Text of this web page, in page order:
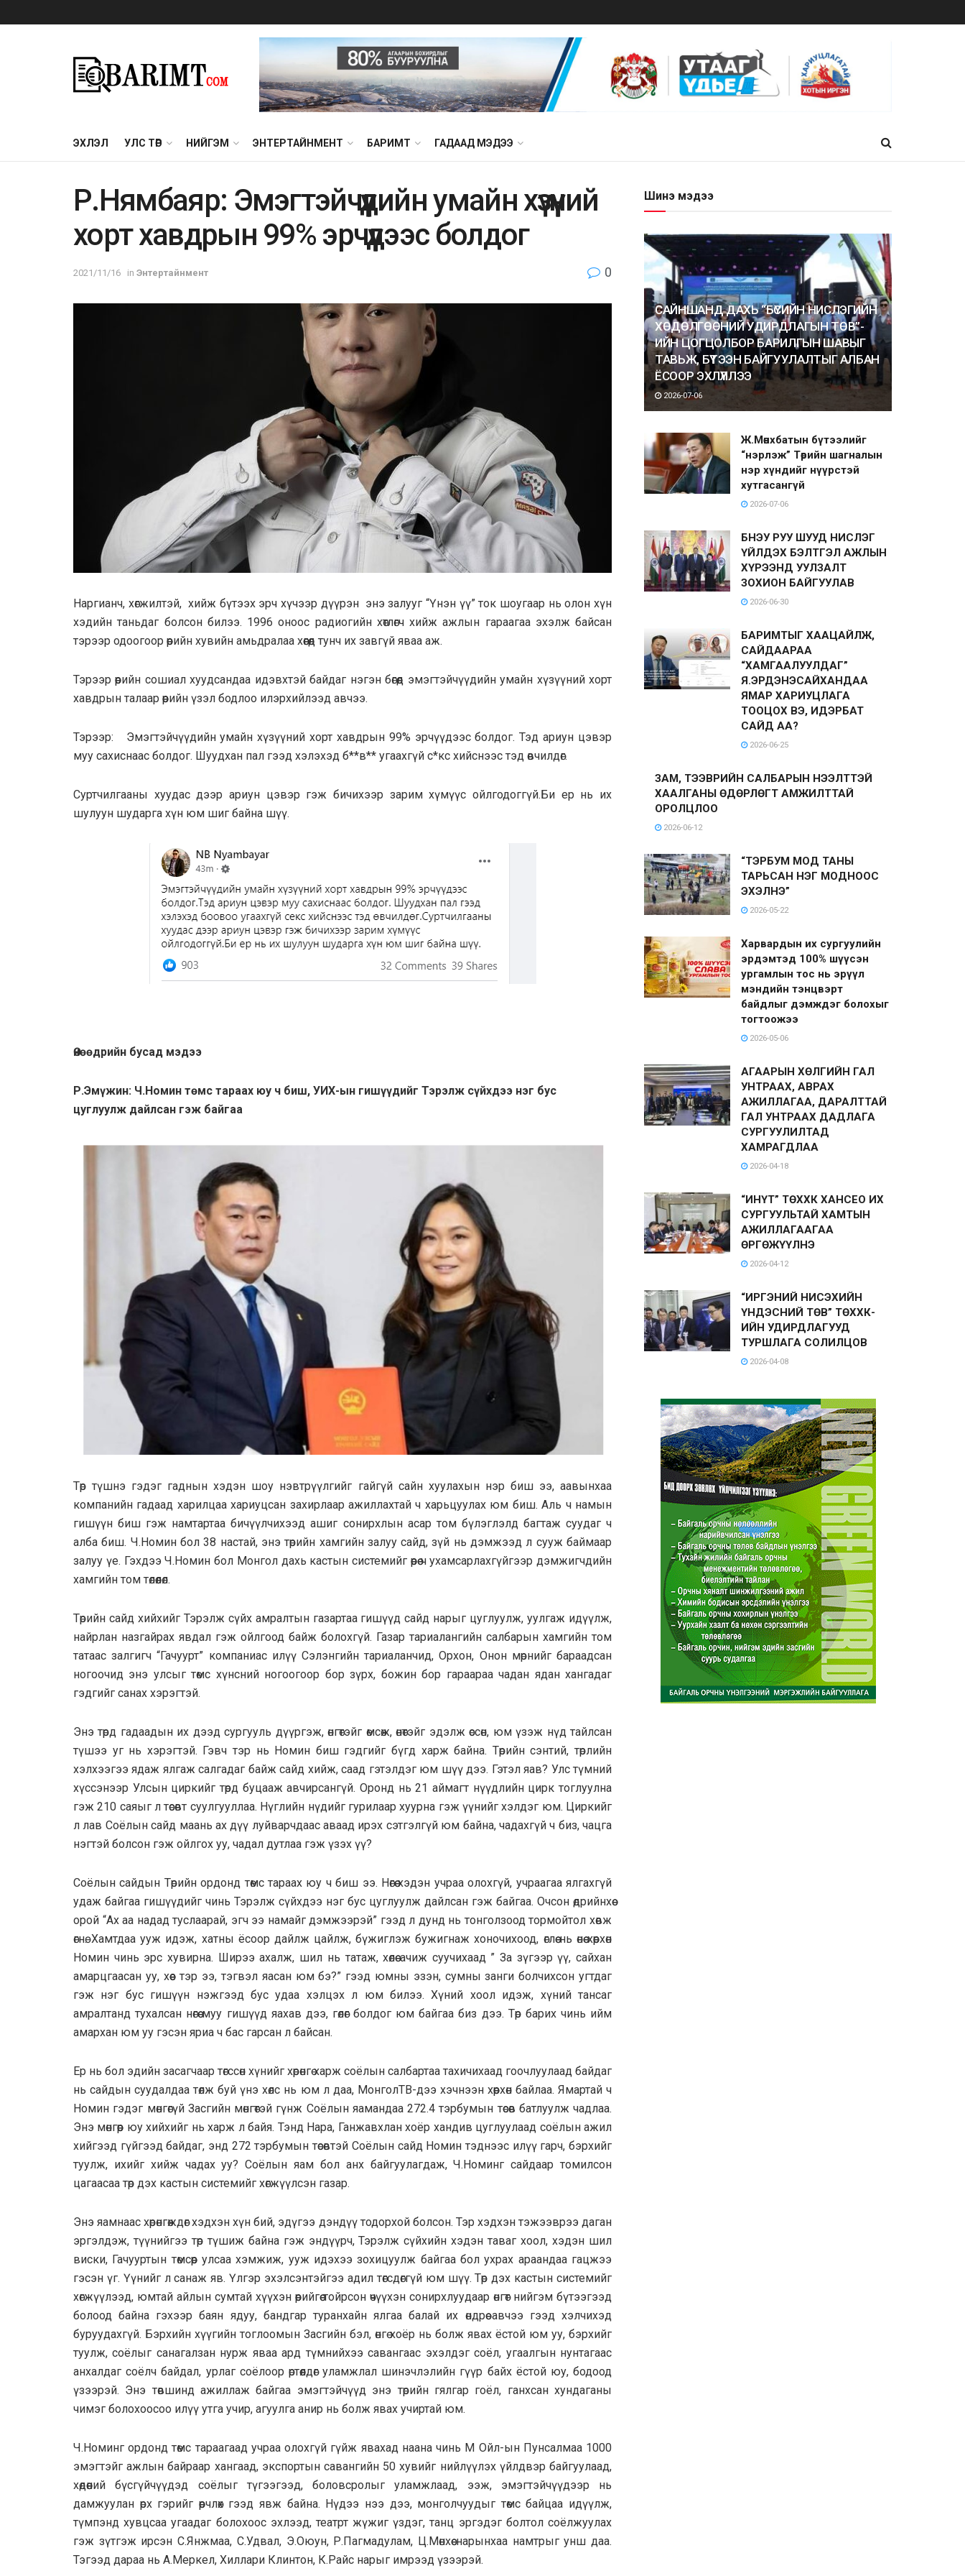
ЭХЛЭЛ УЛС ТӨР НИЙГЭМ ЭНТЕРТАЙНМЕНТ БАРИМТ ГАДААД МЭДЭЭ
Р.Нямбаяр: Эмэгтэйчүүдийн умайн хүзүүний
хорт хавдрын 99% эрчүүдээс болдог
2021/11/16 in Энтертайнмент 0
Наргианч, хөгжилтэй, хийж бүтээх эрч хүчээр дүүрэн энэ залууг “Үнэн үү” ток шоугаар нь олон хүн
хэдийн таньдаг болсон билээ. 1996 оноос радиогийн хөтлөгч хийж ажлын гараагаа эхэлж байсан
тэрээр одоогоор өөрийн хувийн амьдралаа хөөгөөд тунч их завгүй яваа аж.
Тэрээр өөрийн сошиал хуудсандаа идэвхтэй байдаг нэгэн бөгөөд эмэгтэйчүүдийн умайн хүзүүний хорт
хавдрын талаар өөрийн үзэл бодлоо илэрхийлээд авчээ.
Тэрээр: Эмэгтэйчүүдийн умайн хүзүүний хорт хавдрын 99% эрчүүдээс болдог. Тэд ариун цэвэр
муу сахиснаас болдог. Шуудхан пал гээд хэлэхэд б**в** угаахгүй с*кс хийснээс тэд өвчилдөг.
Суртчилгааны хуудас дээр ариун цэвэр гэж бичихээр зарим хүмүүс ойлгодоггүй.Би ер нь их
шулуун шударга хүн юм шиг байна шүү.
Өнөөдрийн бусад мэдээ
Р.Эмүжин: Ч.Номин төмс тараах юу ч биш, УИХ-ын гишүүдийг Тэрэлж сүйхдээ нэг бус
цуглуулж дайлсан гэж байгаа
Төр түшнэ гэдэг гаднын хэдэн шоу нэвтрүүлгийг гайгүй сайн хуулахын нэр биш ээ, аавынхаа
компанийн гадаад харилцаа хариуцсан захирлаар ажиллахтай ч харьцуулах юм биш. Аль ч намын
гишүүн биш гэж намтартаа бичүүлчихээд ашиг сонирхлын асар том бүлэглэлд багтаж суудаг ч
алба биш. Ч.Номин бол 38 настай, энэ төрийн хамгийн залуу сайд, зүй нь дэмжээд л сууж баймаар
залуу үе. Гэхдээ Ч.Номин бол Монгол дахь кастын системийг өөрөө ч ухамсарлахгүйгээр дэмжигчдийн
хамгийн том төлөөлөл.
Төрийн сайд хийхийг Тэрэлж сүйх амралтын газартаа гишүүд сайд нарыг цуглуулж, уулгаж идүүлж,
найрлан назгайрах явдал гэж ойлгоод байж болохгүй. Газар тариалангийн салбарын хамгийн том
татаас залгигч “Гачуурт” компаниас илүү Сэлэнгийн тариаланчид, Орхон, Онон мөрнийг бараадсан
ногоочид энэ улсыг төмс хүнсний ногоогоор бор зүрх, божин бор гараараа чадан ядан хангадаг
гэдгийг санах хэрэгтэй.
Энэ төрд гадаадын их дээд сургууль дүүргэж, өнгөтэйг өмсөж, өнөтэйг эдэлж өссөн, юм үзэж нүд тайлсан
түшээ уг нь хэрэгтэй. Гэвч тэр нь Номин биш гэдгийг бүгд харж байна. Төрийн сэнтий, төрлийн
хэлхээгээ ядаж ялгаж салгадаг байж сайд хийж, саад гэтэлдэг юм шүү дээ. Гэтэл яав? Улс түмний
хүссэнээр Улсын циркийг төрд буцааж авчирсангүй. Оронд нь 21 аймагт нүүдлийн цирк тоглуулна
гэж 210 саяыг л төсөвт суулгууллаа. Нүглийн нүдийг гурилаар хуурна гэж үүнийг хэлдэг юм. Циркийг
л лав Соёлын сайд маань ах дүү луйварчдаас аваад ирэх сэтгэлгүй юм байна, чадахгүй ч биз, чацга
нэгтэй болсон гэж ойлгох уу, чадал дутлаа гэж үзэх үү?
Соёлын сайдын Төрийн ордонд төмс тараах юу ч биш ээ. Нөгөө хэдэн учраа олохгүй, учраагаа ялгахгүй
удаж байгаа гишүүдийг чинь Тэрэлж сүйхдээ нэг бус цуглуулж дайлсан гэж байгаа. Очсон өдрийнхөө
орой “Ах аа надад туслаарай, эгч ээ намайг дэмжээрэй” гээд л дунд нь тонголзоод тормойтол хөвж
өгнө. Хамтдаа ууж идэж, хатны ёсоор дайлж цайлж, бүжиглэж бужигнаж хоночихоод, өглөө нь өнөө хөөрхөн
Номин чинь эрс хувирна. Ширээ ахалж, шил нь татаж, хөлөө ачиж суучихаад ” За зүгээр үү, сайхан
амарцгаасан уу, хөөе тэр ээ, тэгвэл яасан юм бэ?” гээд юмны эзэн, сумны занги болчихсон угтдаг
гэж нэг бус гишүүн нэжгээд бус удаа хэлцэх л юм билээ. Хүний хоол идэж, хүний тансаг
амралтанд тухалсан нөгөө муу гишүүд яахав дээ, гөлөг болдог юм байгаа биз дээ. Төр барих чинь ийм
амархан юм уу гэсэн яриа ч бас гарсан л байсан.
Ер нь бол эдийн засагчаар төгссөн хүнийг хөрөнгө харж соёлын салбартаа тахичихаад гоочлуулаад байдаг
нь сайдын суудалдаа төлж буй үнэ хөлс нь юм л даа, МонголТВ-дээ хэчнээн хөөрхөн байлаа. Ямартай ч
Номин гэдэг мөнгөгүй Засгийн мөнгөтэй гүнж Соёлын яамандаа 272.4 тэрбумын төсөв батлуулж чадлаа.
Энэ мөнгөөр юу хийхийг нь харж л байя. Тэнд Нара, Ганжавхлан хоёр хандив цуглуулаад соёлын ажил
хийгээд гүйгээд байдаг, энд 272 тэрбумын төсөвтэй Соёлын сайд Номин тэднээс илүү гарч, бэрхийг
туулж, ихийг хийж чадах уу? Соёлын яам бол анх байгуулагдаж, Ч.Номинг сайдаар томилсон
цагаасаа төр дэх кастын системийг хөгжүүлсэн газар.
Энэ яамнаас хөрөнгөждөг хэдхэн хүн бий, эдүгээ дэндүү тодорхой болсон. Тэр хэдхэн тэжээврээ даган
эргэлдэж, түүнийгээ төр түшиж байна гэж эндүүрч, Тэрэлж сүйхийн хэдэн таваг хоол, хэдэн шил
виски, Гачууртын төмсөөр улсаа хэмжиж, ууж идэхээ зохицуулж байгаа бол ухрах араандаа гацжээ
гэсэн үг. Үүнийг л санаж яв. Үлгэр эхэлсэнтэйгээ адил төгсдөггүй юм шүү. Төр дэх кастын системийг
хөгжүүлээд, юмтай айлын сумтай хүүхэн өөрийгөө тойрсон өчүүхэн сонирхлуудаар өнгөт нийгэм бүтээгээд
болоод байна гэхээр баян ядуу, бандгар туранхайн ялгаа балай их өндрөө авчээ гээд хэлчихэд
буруудахгүй. Бэрхийн хүүгийн тоглоомын Засгийн бэл, өнгө хоёр нь болж явах ёстой юм уу, бэрхийг
туулж, соёлыг санагалзан нурж яваа ард түмнийхээ савангаас эхэлдэг соёл, угаалгын нунтагаас
анхалдаг соёлч байдал, урлаг соёлоор өртөөлдөг уламжлал шинэчлэлийн гүүр байх ёстой юу, бодоод
үзээрэй. Энэ төвшинд ажиллаж байгаа эмэгтэйчүүд энэ төрийн гялгар гоёл, ганхсан хундаганы
чимэг болохоосоо илүү утга учир, агуулга анир нь болж явах учиртай юм.
Ч.Номинг ордонд төмс тараагаад учраа олохгүй гүйж явахад наана чинь М Ойл-ын Пунсалмаа 1000
эмэгтэйг ажлын байраар хангаад, экспортын савангийн 50 хувийг нийлүүлэх үйлдвэр байгуулаад,
хөдөөний бүсгүйчүүдэд соёлыг түгээгээд, боловсролыг уламжлаад, ээж, эмэгтэйчүүдээр нь
дамжуулан өрх гэрийг өөрчлөх гээд явж байна. Нүдээ нээ дээ, монголчуудыг төмс байцаа идүүлж,
түмпэнд хувцсаа угаадаг болохоос эхлээд, театрт жүжиг үздэг, танц эргэдэг болтол соёлжуулах
гэж зүтгэж ирсэн С.Янжмаа, С.Удвал, Э.Оюун, Р.Пагмадулам, Ц.Мөнхөө нарынхаа намтрыг унш даа.
Тэгээд дараа нь А.Меркел, Хиллари Клинтон, К.Райс нарыг имрээд үзээрэй.
Шинэ мэдээ
САЙНШАНД ДАХЬ “БҮСИЙН НИСЛЭГИЙН
ХӨДӨЛГӨӨНИЙ УДИРДЛАГЫН ТӨВ”-
ИЙН ЦОГЦОЛБОР БАРИЛГЫН ШАВЫГ
ТАВЬЖ, БҮТЭЭН БАЙГУУЛАЛТЫГ АЛБАН
ЁСООР ЭХЛҮҮЛЛЭЭ
2026-07-06
Ж.Мөнхбатын бүтээлийг
“нэрлэж” Төрийн шагналын
нэр хүндийг нүүрстэй
хутгасангүй
2026-07-06
БНЭУ РУУ ШУУД НИСЛЭГ
ҮЙЛДЭХ БЭЛТГЭЛ АЖЛЫН
ХҮРЭЭНД УУЛЗАЛТ
ЗОХИОН БАЙГУУЛАВ
2026-06-30
БАРИМТЫГ ХААЦАЙЛЖ,
САЙДААРАА
“ХАМГААЛУУЛДАГ”
Я.ЭРДЭНЭСАЙХАНДАА
ЯМАР ХАРИУЦЛАГА
ТООЦОХ ВЭ, ИДЭРБАТ
САЙД АА?
2026-06-25
ЗАМ, ТЭЭВРИЙН САЛБАРЫН НЭЭЛТТЭЙ
ХААЛГАНЫ ӨДӨРЛӨГТ АМЖИЛТТАЙ
ОРОЛЦЛОО
2026-06-12
“ТЭРБУМ МОД ТАНЫ
ТАРЬСАН НЭГ МОДНООС
ЭХЭЛНЭ”
2026-05-22
Харвардын их сургуулийн
эрдэмтэд 100% шүүсэн
ургамлын тос нь эрүүл
мэндийн тэнцвэрт
байдлыг дэмждэг болохыг
тогтоожээ
2026-05-06
АГААРЫН ХӨЛГИЙН ГАЛ
УНТРААХ, АВРАХ
АЖИЛЛАГАА, ДАРАЛТТАЙ
ГАЛ УНТРААХ ДАДЛАГА
СУРГУУЛИЛТАД
ХАМРАГДЛАА
2026-04-18
“ИНҮТ” ТӨХХК ХАНСЕО ИХ
СУРГУУЛЬТАЙ ХАМТЫН
АЖИЛЛАГААГАА
ӨРГӨЖҮҮЛНЭ
2026-04-12
“ИРГЭНИЙ НИСЭХИЙН
ҮНДЭСНИЙ ТӨВ” ТӨХХК-
ИЙН УДИРДЛАГУУД
ТУРШЛАГА СОЛИЛЦОВ
2026-04-08